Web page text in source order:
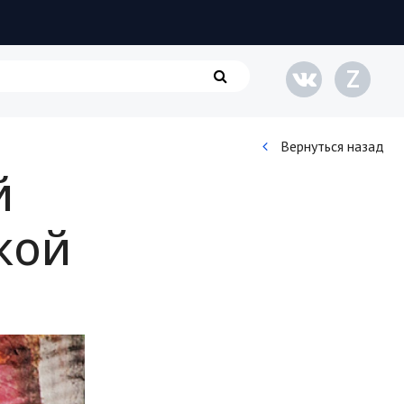
Кинематограф
Домашние животные
Строительство
Культура и общество
Z
Вернуться назад